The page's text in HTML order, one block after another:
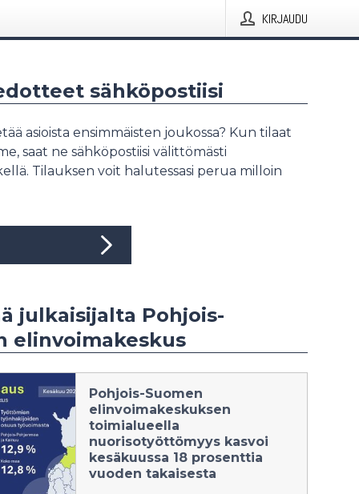
KIRJAUDU
sähköpostiisi
asioista ensimmäisten joukossa? Kun tilaat
saat ne sähköpostiisi välittömästi
Tilauksen voit halutessasi perua milloin
julkaisijalta Pohjois-
elinvoimakeskus
Pohjois-Suomen
elinvoimakeskuksen
toimialueella
nuorisotyöttömyys kasvoi
kesäkuussa 18 prosenttia
vuoden takaisesta